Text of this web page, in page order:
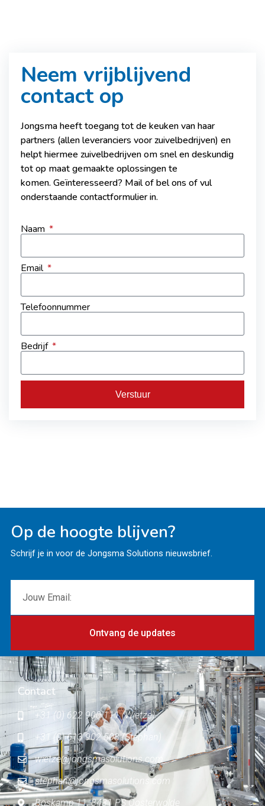
Neem vrijblijvend
contact op
Jongsma heeft toegang tot de keuken van haar
partners (allen leveranciers voor zuivelbedrijven) en
helpt hiermee zuivelbedrijven om snel en deskundig
tot op maat gemaakte oplossingen te
komen. Geïnteresseerd? Mail of bel ons of vul
onderstaande contactformulier in.
Naam
Email
Telefoonnummer
Bedrijf
Verstuur
Op de hoogte blijven?
Schrijf je in voor de Jongsma Solutions nieuwsbrief.
Ontvang de updates
Contact
+31 (0) 622 900 111 (Wietze)
+31 (0) 613 902 503 (Stephan)
wietze@jongsmasolutions.com
stephan@jongsmasolutions.com
Boskamp 11, 8431 PS Oosterwolde